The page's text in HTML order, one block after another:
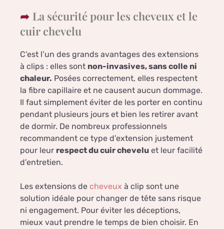
La sécurité pour les cheveux et le
cuir chevelu
C’est l’un des grands avantages des extensions
à clips : elles sont non-invasives, sans colle ni
chaleur. Posées correctement, elles respectent
la fibre capillaire et ne causent aucun dommage.
Il faut simplement éviter de les porter en continu
pendant plusieurs jours et bien les retirer avant
de dormir. De nombreux professionnels
recommandent ce type d’extension justement
pour leur respect du cuir chevelu et leur facilité
d’entretien.
Les extensions de cheveux à clip sont une
solution idéale pour changer de tête sans risque
ni engagement. Pour éviter les déceptions,
mieux vaut prendre le temps de bien choisir. En